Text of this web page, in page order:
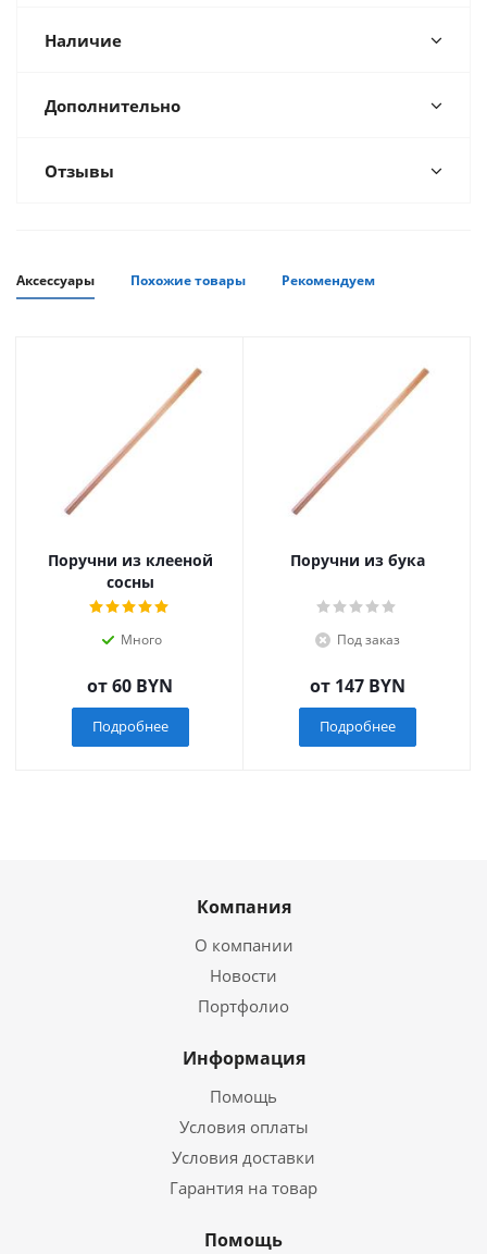
Наличие
Дополнительно
Отзывы
Аксессуары Похожие товары Рекомендуем
Поручни из клееной
сосны
Много
от60 BYN
Подробнее
Поручни из бука
Под заказ
от 147 BYN
Подробнее
Компания
О компании
Новости
Портфолио
Информация
Помощь
Условия оплаты
Условия доставки
Гарантия на товар
Помощь